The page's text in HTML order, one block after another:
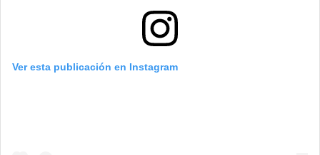
Ver esta publicación en Instagram